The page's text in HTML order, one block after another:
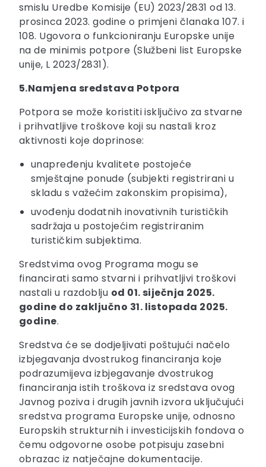
smislu Uredbe Komisije (EU) 2023/2831 od 13.
prosinca 2023. godine o primjeni članaka 107. i
108. Ugovora o funkcioniranju Europske unije
na de minimis potpore (Službeni list Europske
unije, L 2023/2831).
5.Namjena sredstava Potpora
Potpora se može koristiti isključivo za stvarne
i prihvatljive troškove koji su nastali kroz
aktivnosti koje doprinose:
unapređenju kvalitete postojeće
smještajne ponude (subjekti registrirani u
skladu s važećim zakonskim propisima),
uvođenju dodatnih inovativnih turističkih
sadržaja u postojećim registriranim
turističkim subjektima.
Sredstvima ovog Programa mogu se
financirati samo stvarni i prihvatljivi troškovi
nastali u razdoblju od 01. siječnja 2025.
godine do zaključno 31. listopada 2025.
godine.
Sredstva će se dodjeljivati poštujući načelo
izbjegavanja dvostrukog financiranja koje
podrazumijeva izbjegavanje dvostrukog
financiranja istih troškova iz sredstava ovog
Javnog poziva i drugih javnih izvora uključujući
sredstva programa Europske unije, odnosno
Europskih strukturnih i investicijskih fondova o
čemu odgovorne osobe potpisuju zasebni
obrazac iz natječajne dokumentacije.